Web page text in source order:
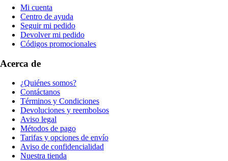
Mi cuenta
Centro de ayuda
Seguir mi pedido
Devolver mi pedido
Códigos promocionales
Acerca de
¿Quiénes somos?
Contáctanos
Términos y Condiciones
Devoluciones y reembolsos
Aviso legal
Métodos de pago
Tarifas y opciones de envío
Aviso de confidencialidad
Nuestra tienda